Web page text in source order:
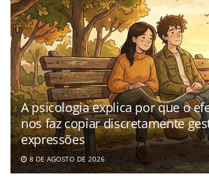
A psicologia explica por que o
nos faz copiar discretamente
expressões
8 DE AGOSTO DE 2026